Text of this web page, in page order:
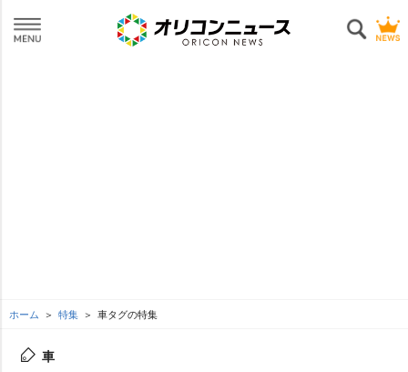
ホーム 特集 車タグの特集
車